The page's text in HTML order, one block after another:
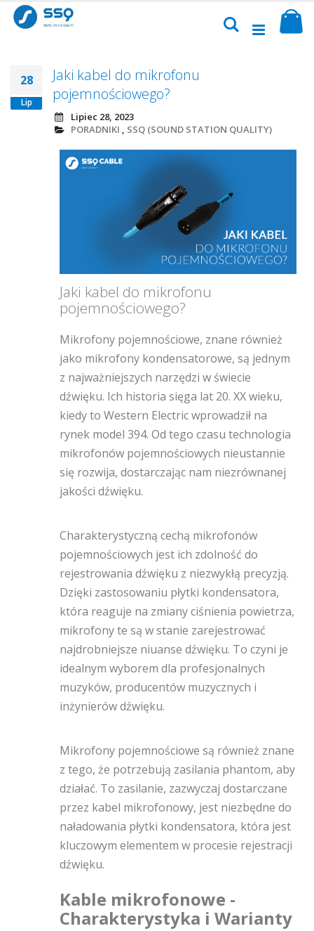
Przejdź
do
treści
Szukaj
28
Lip
Jaki kabel do mikrofonu
pojemnościowego?
Lipiec 28, 2023
PORADNIKI , SSQ (SOUND STATION QUALITY)
Jaki kabel do mikrofonu
pojemnościowego?
Mikrofony pojemnościowe, znane również
jako mikrofony kondensatorowe, są jednym
z najważniejszych narzędzi w świecie
dźwięku. Ich historia sięga lat 20. XX wieku,
kiedy to Western Electric wprowadził na
rynek model 394. Od tego czasu technologia
mikrofonów pojemnościowych nieustannie
się rozwija, dostarczając nam niezrównanej
jakości dźwięku.
Charakterystyczną cechą mikrofonów
pojemnościowych jest ich zdolność do
rejestrowania dźwięku z niezwykłą precyzją.
Dzięki zastosowaniu płytki kondensatora,
która reaguje na zmiany ciśnienia powietrza,
mikrofony te są w stanie zarejestrować
najdrobniejsze niuanse dźwięku. To czyni je
idealnym wyborem dla profesjonalnych
muzyków, producentów muzycznych i
inżynierów dźwięku.
Mikrofony pojemnościowe są również znane
z tego, że potrzebują zasilania phantom, aby
działać. To zasilanie, zazwyczaj dostarczane
przez kabel mikrofonowy, jest niezbędne do
naładowania płytki kondensatora, która jest
kluczowym elementem w procesie rejestracji
dźwięku.
Kable mikrofonowe -
Charakterystyka i Warianty